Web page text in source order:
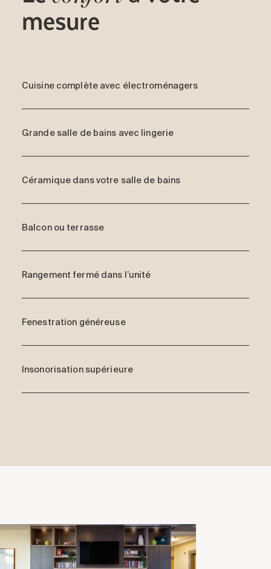
mesure
Cuisine complète avec électroménagers
Grande salle de bains avec lingerie
Céramique dans votre salle de bains
Balcon ou terrasse
Rangement fermé dans l’unité
Fenestration généreuse
Insonorisation supérieure